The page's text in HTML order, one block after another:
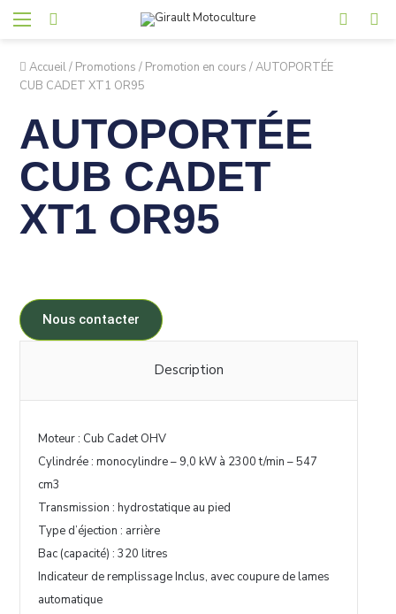
Accueil/ Promotions / Promotion en cours /AUTOPORTÉE
CUB CADET XT1 OR95
AUTOPORTÉE
CUB CADET
XT1 OR95
Nous contacter
Description
Moteur : Cub Cadet OHV
Cylindrée : monocylindre – 9,0 kW à 2300 t/min – 547
cm3
Transmission : hydrostatique au pied
Type d’éjection : arrière
Bac (capacité) : 320 litres
Indicateur de remplissage Inclus, avec coupure de lames
automatique